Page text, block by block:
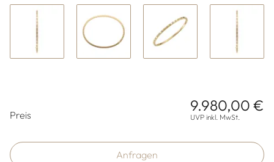
Preis
9.980,00 €
UVP inkl. MwSt.
Anfragen